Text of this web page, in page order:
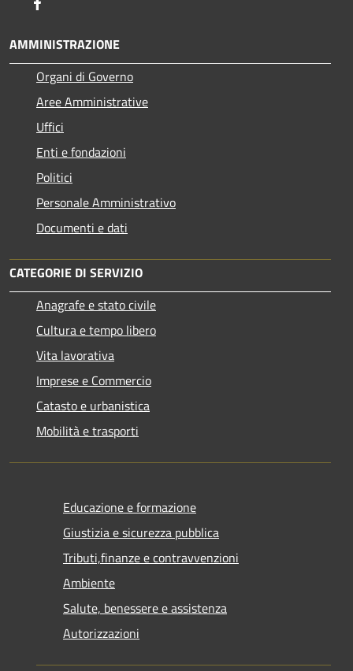
AMMINISTRAZIONE
Organi di Governo
Aree Amministrative
Uffici
Enti e fondazioni
Politici
Personale Amministrativo
Documenti e dati
CATEGORIE DI SERVIZIO
Anagrafe e stato civile
Cultura e tempo libero
Vita lavorativa
Imprese e Commercio
Catasto e urbanistica
Mobilità e trasporti
Educazione e formazione
Giustizia e sicurezza pubblica
Tributi,finanze e contravvenzioni
Ambiente
Salute, benessere e assistenza
Autorizzazioni